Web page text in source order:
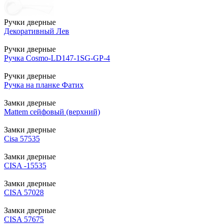
Ручки дверные
Декоративный Лев
Ручки дверные
Ручка Cosmo-LD147-1SG-GP-4
Ручки дверные
Ручка на планке Фатих
Замки дверные
Mattem сейфовый (верхний)
Замки дверные
Cisa 57535
Замки дверные
CISA -15535
Замки дверные
CISA 57028
Замки дверные
CISA 57675